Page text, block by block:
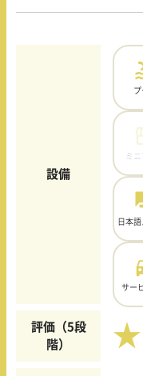
設備
プ
ミ
日本
サー
評価（5段
階）